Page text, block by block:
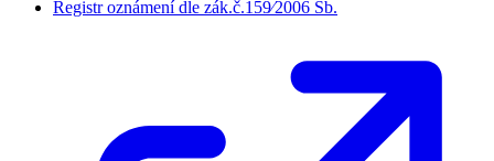
Registr oznámení dle zák.č.159⁄2006 Sb.